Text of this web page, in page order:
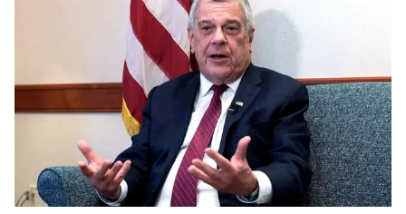
Exposiciones de artistas cubanos en Madrid